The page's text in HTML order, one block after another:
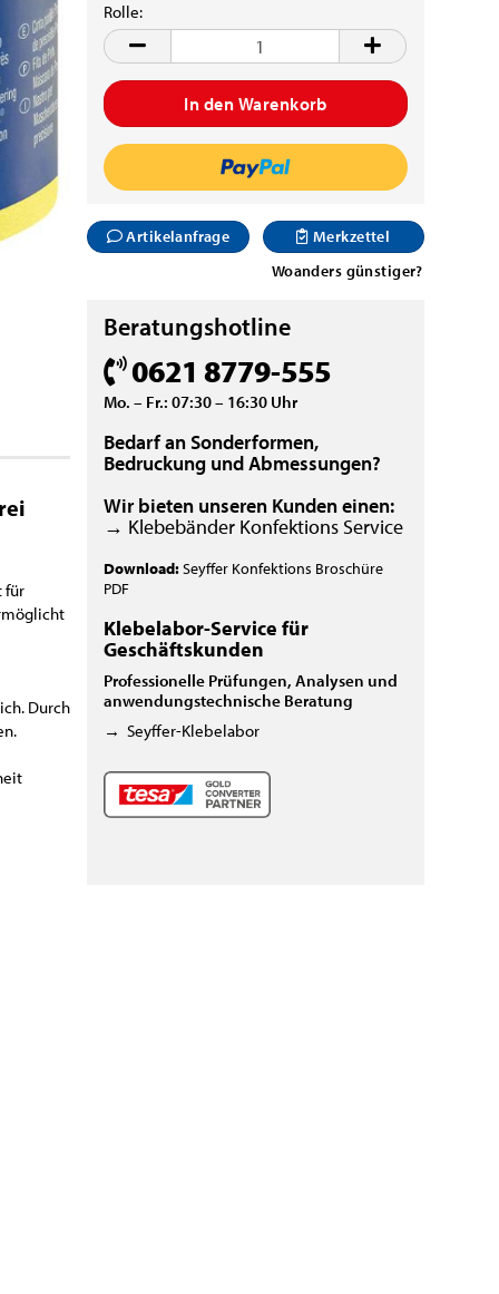
Rolle:
Rolle
Artikelanfrage
Merkzettel
Woanders günstiger?
Beratungshotline
0621 8779-555
Mo. – Fr.: 07:30 – 16:30 Uhr
Bedarf an Sonderformen,
Bedruckung und Abmessungen?
Wir bieten unseren Kunden einen:
→ Klebebänder Konfektions Service
Download:Seyffer Konfektions Broschüre
PDF
Klebelabor-Service für
Geschäftskunden
Professionelle Prüfungen, Analysen und
anwendungstechnische Beratung
→Seyffer-Klebelabor
für
Durch